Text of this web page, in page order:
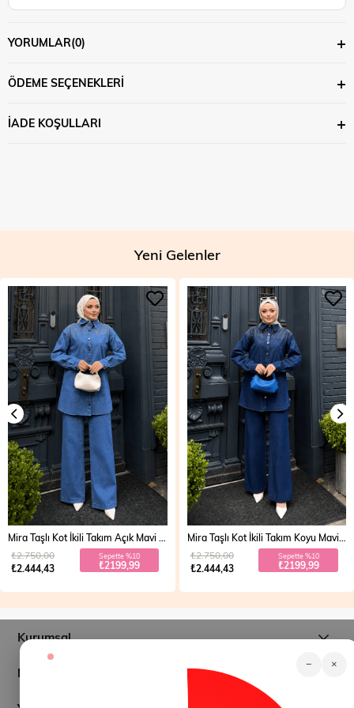
YORUMLAR(0)
ÖDEME SEÇENEKLERI
İADE KOŞULLARI
Yeni Gelenler
₺2.444,43
₺2.750,00 Sepette %10
₺2199,99
Mira Taşlı Kot İkili Takım Koyu Mavi 19286
₺2.444,43
₺2.750,00 Sepette %10
₺2199,99
Kurumsal
Müşteri İlişkileri − ×